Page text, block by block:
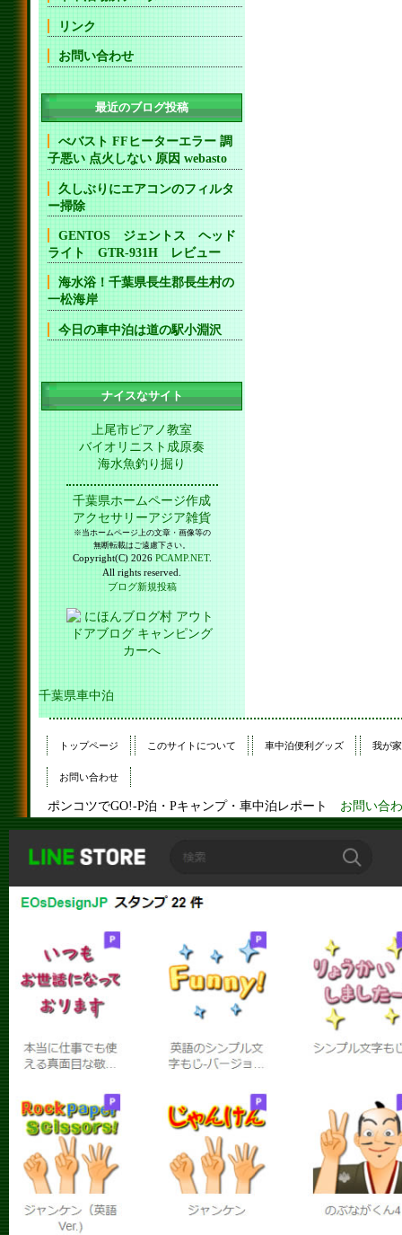
リンク
お問い合わせ
最近のブログ投稿
べバスト FFヒーターエラー 調
子悪い 点火しない 原因 webasto
久しぶりにエアコンのフィルタ
ー掃除
GENTOS ジェントス ヘッド
ライト GTR-931H レビュー
海水浴！千葉県長生郡長生村の
一松海岸
今日の車中泊は道の駅小淵沢
ナイスなサイト
上尾市ピアノ教室
バイオリニスト成原奏
海水魚釣り掘り
千葉県ホームページ作成
アクセサリーアジア雑貨
※当ホームページ上の文章・画像等の
無断転載はご遠慮下さい。
Copyright(C) 2026 PCAMP.NET.
All rights reserved.
ブログ新規投稿
千葉県車中泊
トップページ このサイトについて 車中泊便利グッズ 我が
お問い合わせ
ポンコツでGO!-P泊・Pキャンプ・車中泊レポート お問い合